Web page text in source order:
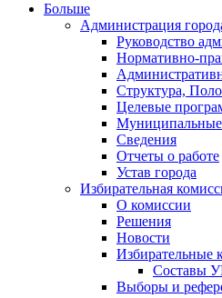
Больше
Администрация
Руководство
Нормативно-
Структура,
Целевые
Сведения
Отчеты о работе
Устав города
Избирательная
О комиссии
Решения
Новости
Избирательные
Составы
Выборы и